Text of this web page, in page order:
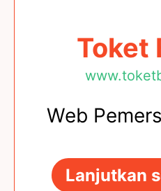
Toket
Web
Lanjutkan